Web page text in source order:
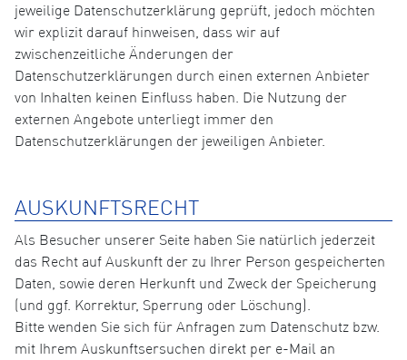
jeweilige Datenschutzerklärung geprüft, jedoch möchten
wir explizit darauf hinweisen, dass wir auf
zwischenzeitliche Änderungen der
Datenschutzerklärungen durch einen externen Anbieter
von Inhalten keinen Einfluss haben. Die Nutzung der
externen Angebote unterliegt immer den
Datenschutzerklärungen der jeweiligen Anbieter.
AUSKUNFTSRECHT
Als Besucher unserer Seite haben Sie natürlich jederzeit
das Recht auf Auskunft der zu Ihrer Person gespeicherten
Daten, sowie deren Herkunft und Zweck der Speicherung
(und ggf. Korrektur, Sperrung oder Löschung).
Bitte wenden Sie sich für Anfragen zum Datenschutz bzw.
mit Ihrem Auskunftsersuchen direkt per e-Mail an